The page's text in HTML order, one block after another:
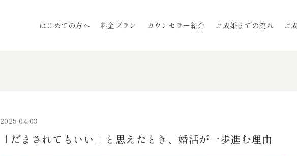
はじめての方へ 料金プラン カウンセラー紹介 ご成婚までの流れ ご
2025.04.03
「だまされてもいい」と思えたとき、婚活が一歩進む理由